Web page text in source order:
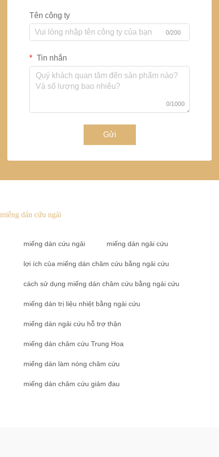
Tên công ty
0/200
Tin nhắn
0/1000
Gửi
miếng dán cứu ngải
miếng dán cứu ngải miếng dán ngải cứu
lợi ích của miếng dán châm cứu bằng ngải cứu
cách sử dụng miếng dán châm cứu bằng ngải cứu
miếng dán trị liệu nhiệt bằng ngải cứu
miếng dán ngải cứu hỗ trợ thận
miếng dán châm cứu Trung Hoa
miếng dán làm nóng châm cứu
miếng dán châm cứu giảm đau